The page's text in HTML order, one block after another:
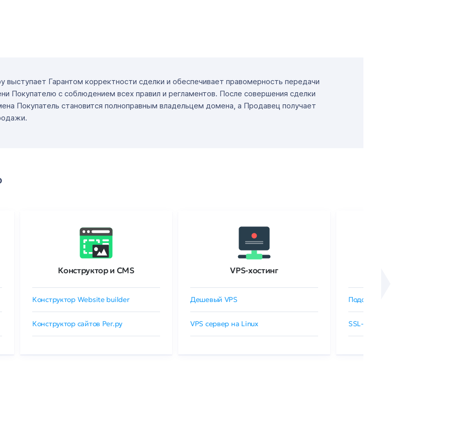
выступает Гарантом корректности сделки и обеспечивает правомерность передачи
Покупателю с соблюдением всех правил и регламентов. После совершения сделки
Покупатель становится полноправным владельцем домена, а Продавец получает
Конструктор и CMS
Конструктор Website builder
Конструктор сайтов Рег.ру
VPS-хостинг
Дешевый VPS
VPS сервер на Linux
Подобрать SSL-сертификат
SSL-сертификаты GlobalSign